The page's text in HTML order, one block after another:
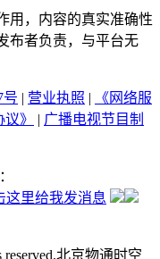
用，内容的真实准确性
布者负责，与平台无
号 | 营业执照 |
《网络服
》 | 广播电视节目制
reserved.北京物通时空